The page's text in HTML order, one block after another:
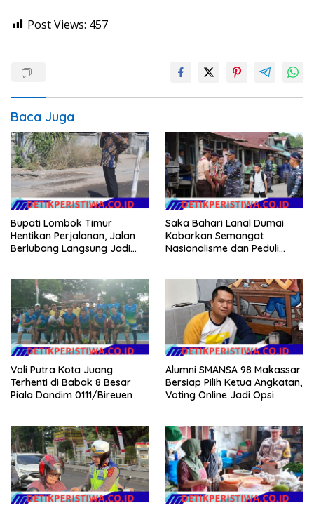
Post Views: 457
Baca Juga
Bupati Lombok Timur
Hentikan Perjalanan, Jalan
Berlubang Langsung Jadi
Saka Bahari Lanal Dumai
Kobarkan Semangat
Nasionalisme dan Peduli
Voli Putra Kota Juang
Terhenti di Babak 8 Besar
Piala Dandim 0111/Bireuen
Alumni SMANSA 98 Makassar
Bersiap Pilih Ketua Angkatan,
Voting Online Jadi Opsi